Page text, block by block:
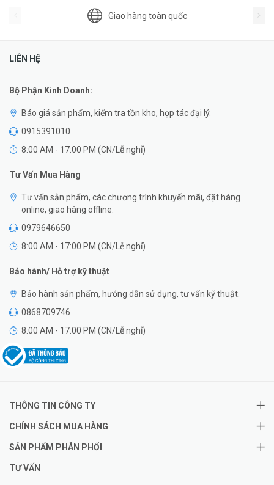
Giao hàng toàn quốc
LIÊN HỆ
Bộ Phận Kinh Doanh:
Báo giá sản phẩm, kiểm tra tồn kho, hợp tác đại lý.
0915391010
8:00 AM - 17:00 PM (CN/Lễ nghỉ)
Tư Vấn Mua Hàng
Tư vấn sản phẩm, các chương trình khuyến mãi, đặt hàng
online, giao hàng offline.
0979646650
8:00 AM - 17:00 PM (CN/Lễ nghỉ)
Bảo hành/ Hỗ trợ kỹ thuật
Bảo hành sản phẩm, hướng dẫn sử dụng, tư vấn kỹ thuật.
0868709746
8:00 AM - 17:00 PM (CN/Lễ nghỉ)
THÔNG TIN CÔNG TY
CHÍNH SÁCH MUA HÀNG
SẢN PHẨM PHÂN PHỐI
TƯ VẤN